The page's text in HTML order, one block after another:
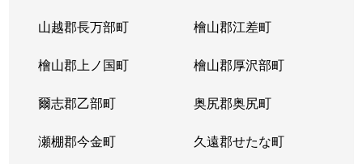
山越郡長万部町 檜山郡江差町
檜山郡上ノ国町 檜山郡厚沢部町
爾志郡乙部町 奥尻郡奥尻町
瀬棚郡今金町 久遠郡せたな町